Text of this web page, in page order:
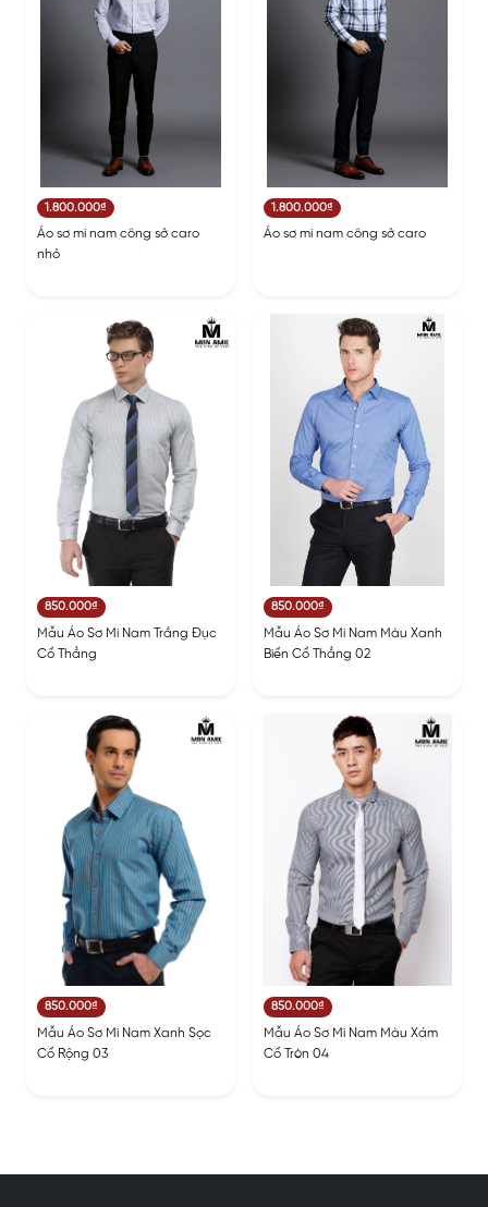
1.800.000₫
Áo sơ mi nam công sở caro
nhỏ
1.800.000₫
Áo sơ mi nam công sở caro
850.000₫
Mẫu Áo Sơ Mi Nam Trắng Đục
Cổ Thẳng
850.000₫
Mẫu Áo Sơ Mi Nam Màu Xanh
Biển Cổ Thẳng 02
850.000₫
Mẫu Áo Sơ Mi Nam Xanh Sọc
Cổ Rộng 03
850.000₫
Mẫu Áo Sơ Mi Nam Màu Xám
Cổ Tròn 04